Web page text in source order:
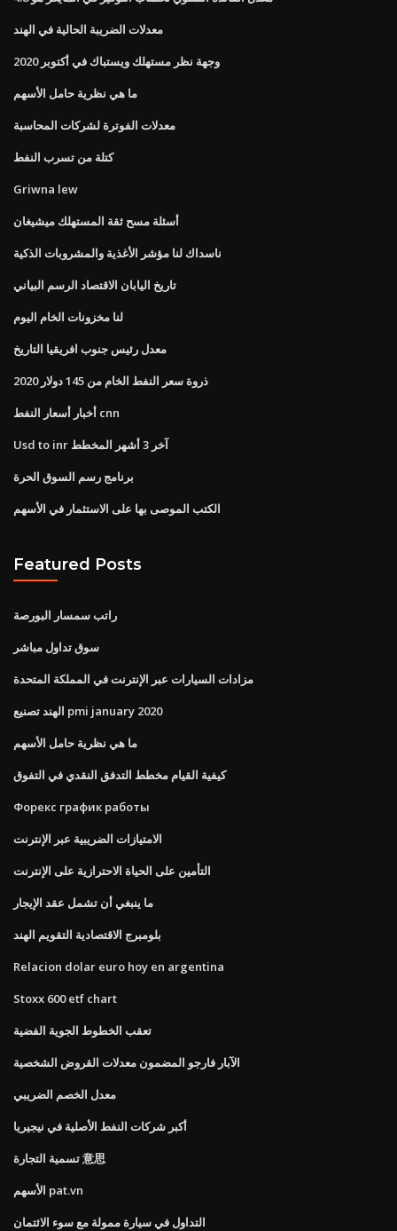
معدلات الضريبة الحالية في الهند
وجهة نظر مستهلك ويستباك في أكتوبر 2020
ما هي نظرية حامل الأسهم
معدلات الفوترة لشركات المحاسبة
كتلة من تسرب النفط
Griwna lew
أسئلة مسح ثقة المستهلك ميشيغان
ناسداك لنا مؤشر الأغذية والمشروبات الذكية
تاريخ اليابان الاقتصاد الرسم البياني
لنا مخزونات الخام اليوم
معدل رئيس جنوب افريقيا التاريخ
2020 ذروة سعر النفط الخام من 145 دولار
أخبار أسعار النفط cnn
Usd to inr آخر 3 أشهر المخطط
برنامج رسم السوق الحرة
الكتب الموصى بها على الاستثمار في الأسهم
Featured Posts
راتب سمسار البورصة
سوق تداول مباشر
مزادات السيارات عبر الإنترنت في المملكة المتحدة
الهند تصنيع pmi january 2020
ما هي نظرية حامل الأسهم
كيفية القيام مخطط التدفق النقدي في التفوق
Форекс график работы
الامتيازات الضريبية عبر الإنترنت
التأمين على الحياة الاحترازية على الإنترنت
ما ينبغي أن تشمل عقد الإيجار
بلومبرج الاقتصادية التقويم الهند
Relacion dolar euro hoy en argentina
Stoxx 600 etf chart
تعقب الخطوط الجوية الفضية
الآبار فارجو المضمون معدلات القروض الشخصية
معدل الخصم الضريبي
أكبر شركات النفط الأصلية في نيجيريا
تسمية التجارة 意思
الأسهم pat.vn
التداول في سيارة ممولة مع سوء الائتمان